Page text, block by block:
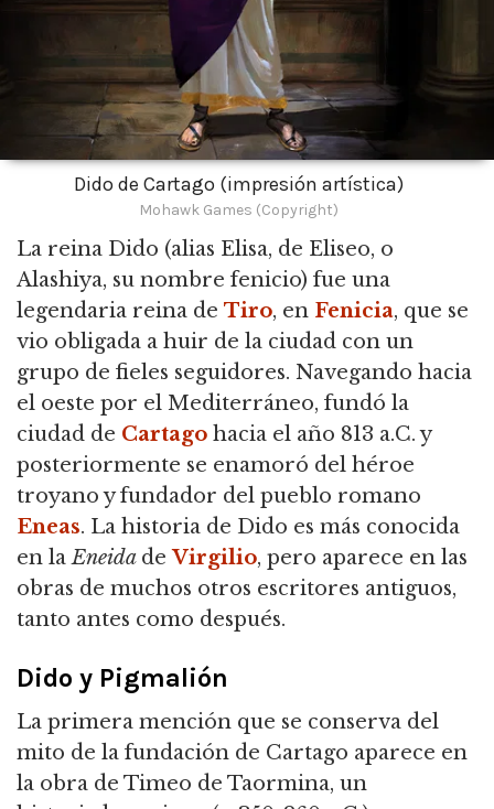
Dido de Cartago (impresión artística)
Mohawk Games (Copyright)
La reina Dido (alias Elisa, de Eliseo, o
Alashiya, su nombre fenicio) fue una
legendaria reina de Tiro, en Fenicia, que se
vio obligada a huir de la ciudad con un
grupo de fieles seguidores. Navegando hacia
el oeste por el Mediterráneo, fundó la
ciudad de Cartago hacia el año 813 a.C. y
posteriormente se enamoró del héroe
troyano y fundador del pueblo romano
Eneas. La historia de Dido es más conocida
en laEneida deVirgilio, pero aparece en las
obras de muchos otros escritores antiguos,
tanto antes como después.
Dido y Pigmalión
La primera mención que se conserva del
mito de la fundación de Cartago aparece en
la obra de Timeo de Taormina, un